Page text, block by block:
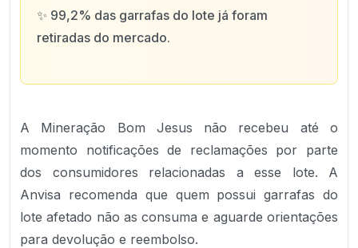
✨ 99,2% das garrafas do lote já foram
retiradas do mercado.
A Mineração Bom Jesus não recebeu até o
momento notificações de reclamações por parte
dos consumidores relacionadas a esse lote. A
Anvisa recomenda que quem possui garrafas do
lote afetado não as consuma e aguarde orientações
para devolução e reembolso.